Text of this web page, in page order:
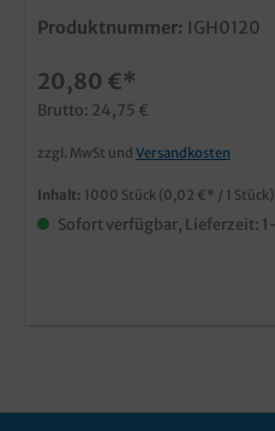
Produktnummer: IGH0120
20,80 €*
Brutto: 24,75 €
zzgl. MwSt und Versandkosten
Inhalt: 1000 Stück (0,02 €* / 1 Stück)
Sofort verfügbar, Lieferzeit: